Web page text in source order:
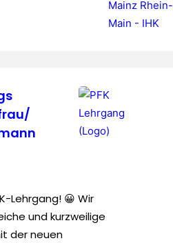
Lehrgang! 😀 Wir
und kurzweilige
der neuen